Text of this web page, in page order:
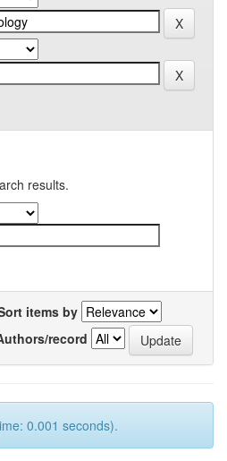
results.
items by
record
0.001 seconds).